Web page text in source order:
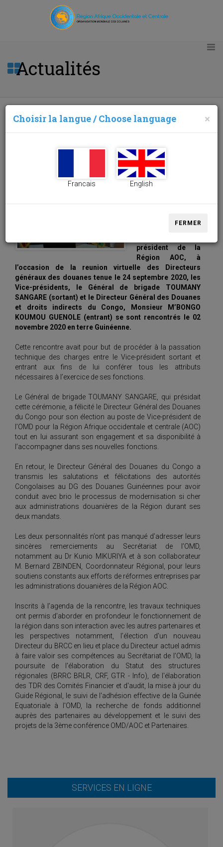
Actualités
fonction comme Vice-président de l’OMD pour la
Région Afrique occidentale et centrale (AOC), le 02
novembre 2020, en terre Guinéenne
paires en qualité
président de la
Région AOC, à
l’occasion de la reunion virtuelle des Directeurs
généraux des douanes tenue le 24 septembre 2020, les
Vice-présidents, le Général de brigade TOUMANY
SANGARE (sortant) et le Directeur Général des Douanes
et droits indirects du Congo, Monsieur M’BONGO
KOUMOU GUENOLE (entrant) se sont rencontrés le 02
novembre 2020 en terre Guinéenne.
Cette rencontre avait pour but de procéder à la passation
technique des charges entre le Vice-président sortant et
entrant aux fins de lui conférer tous les attributs
nécessaires à l’exercice de ses fonctions.
Le Général de brigade TOUMANY SANGARE, qui présidait
cette cérémonie, a félicité le Directeur Général des Douanes
du Congo pour son élection au poste de Vice-président de
l’OMD pour la Région Afrique occidentale et centrale (AOC)
tout en lui assurant son engagement et sa disponibilité à
l’accompagner dans ses nouvelles fonctions.
En retour, le Directeur Général des Douanes du Congo a
transmis les salutations et félicitations des autorités
Congolaises au DG des Douanes Guinéennes pour avoir
conduit avec brio le processus de modernisation si cher
aux administrations douanières de la Région durant ses
deux mandats.
Les deux personnalités n’ont pas manqué d’adresser leurs
sincères remerciements au Secrétariat de l’OMD,
notamment au Dr Kunio MIKURIYA et à son collaborateur
M. Bernard ZBINDEN, Coordonnateur Régional, pour leurs
soutiens constants aux efforts de réformes entreprises par
les administrations douanières de la Région AOC.
Inscrits à l’agenda de la rencontre, les travaux techniques
ont permis d’aborder en profondeur le fonctionnement de
la région dans son interaction avec les autres partenaires et
les perspectives notamment, l’élection d'un nouveau
Directeur du BRCC en lieu et place du Directeur actuel admis
à faire valoir ses compétences au Secrétariat de l’OMD, la
poursuite de l'élaboration du Statut des structures
régionales (BRRC BRLR, CRF, GTR - Info), de l'élaboration
des TDR des Comités Financier et d'audit, la mise à jour du
Guide Régional, le suivi de l'adhésion effective de la Guinée
Equatoriale à I'OMD, la recherche de fonds additionnel
auprès des partenaires au développement et le suivi des
projets de la 3ème conférence OMD/AOC et Partenaires.
SERVICES EN LIGNE
Choisir la langue / Choose language ×
Francais English
FERMER